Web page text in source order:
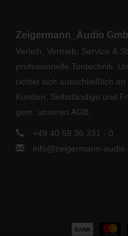
Zeigermann_Audio
Verleih, Vertrieb, Service &
professionelle Tontechnik.
richtet sich ausschließlich
Kunden, Selbständige und
gem. unseren AGB.
+49 40 59 36 331 - 0
info@zeigermann-